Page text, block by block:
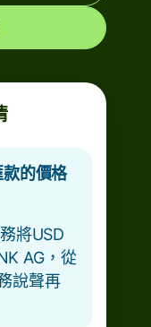
的價格
將USD
AG，從
說聲再